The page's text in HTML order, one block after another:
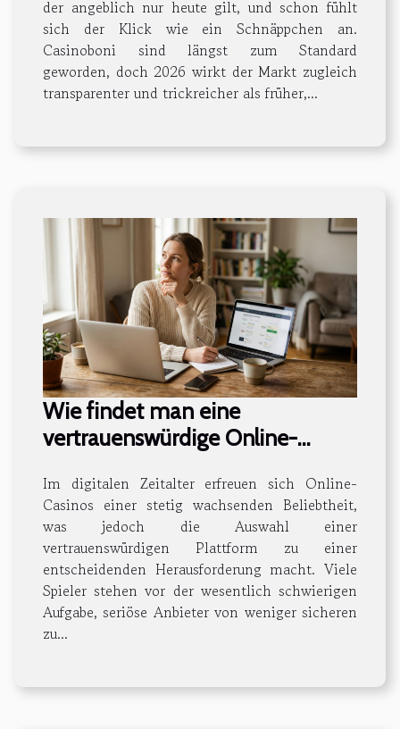
der angeblich nur heute gilt, und schon fühlt
sich der Klick wie ein Schnäppchen an.
Casinoboni sind längst zum Standard
geworden, doch 2026 wirkt der Markt zugleich
transparenter und trickreicher als früher,...
Wie findet man eine
vertrauenswürdige Online-
Im digitalen Zeitalter erfreuen sich Online-
Casinos einer stetig wachsenden Beliebtheit,
was jedoch die Auswahl einer
vertrauenswürdigen Plattform zu einer
entscheidenden Herausforderung macht. Viele
Spieler stehen vor der wesentlich schwierigen
Aufgabe, seriöse Anbieter von weniger sicheren
zu...